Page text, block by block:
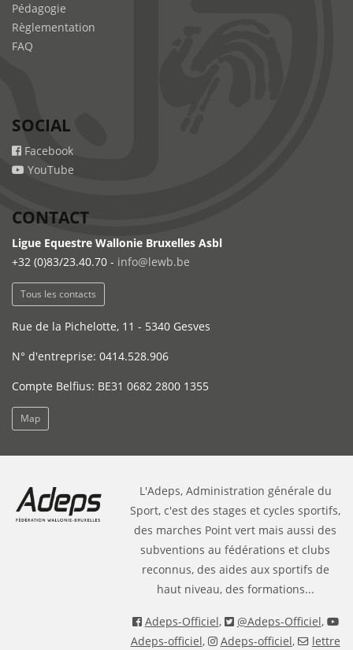
Pédagogie
Règlementation
FAQ
SOCIAL
Facebook
YouTube
CONTACT
Ligue Equestre Wallonie Bruxelles Asbl
+32 (0)83/23.40.70 - info@lewb.be
Tous les contacts
Rue de la Pichelotte, 11 - 5340 Gesves
N° d'entreprise: 0414.528.906
Compte Belfius: BE31 0682 2800 1355
Map
L'Adeps, Administration générale du
Sport, c'est des stages et cycles sportifs,
des marches Point vert mais aussi des
subventions au fédérations et clubs
reconnus, des aides aux sportifs de
haut niveau, des formations...
Adeps-Officiel, @Adeps-Officiel,
Adeps-officiel, Adeps-officiel,
lettre